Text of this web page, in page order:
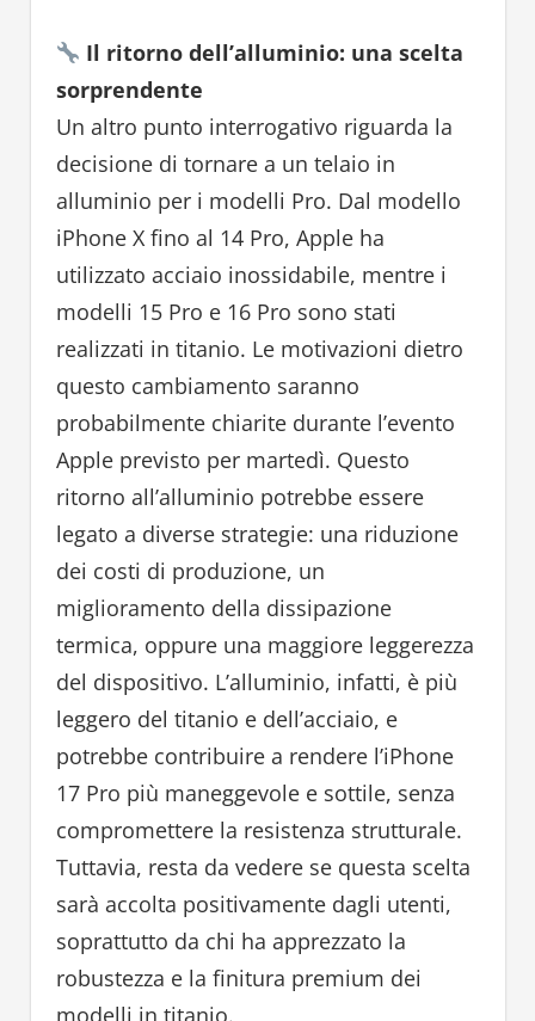
Il ritorno dell’alluminio: una scelta
sorprendente
Un altro punto interrogativo riguarda la
decisione di tornare a un telaio in
alluminio per i modelli Pro. Dal modello
iPhone X fino al 14 Pro, Apple ha
utilizzato acciaio inossidabile, mentre i
modelli 15 Pro e 16 Pro sono stati
realizzati in titanio. Le motivazioni dietro
questo cambiamento saranno
probabilmente chiarite durante l’evento
Apple previsto per martedì. Questo
ritorno all’alluminio potrebbe essere
legato a diverse strategie: una riduzione
dei costi di produzione, un
miglioramento della dissipazione
termica, oppure una maggiore leggerezza
del dispositivo. L’alluminio, infatti, è più
leggero del titanio e dell’acciaio, e
potrebbe contribuire a rendere l’iPhone
17 Pro più maneggevole e sottile, senza
compromettere la resistenza strutturale.
Tuttavia, resta da vedere se questa scelta
sarà accolta positivamente dagli utenti,
soprattutto da chi ha apprezzato la
robustezza e la finitura premium dei
modelli in titanio.